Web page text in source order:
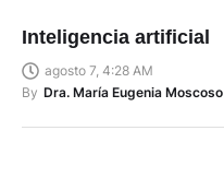
Inteligencia artificial
agosto 7, 4:28 AM
By Dra. María Eugenia Moscoso